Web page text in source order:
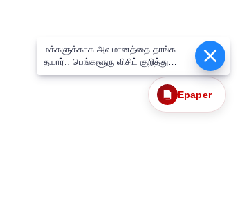
மக்களுக்காக அவமானத்தை தாங்க
தயார்.. பெங்களூரு விசிட் குறித்து
உதயநிதி கேள்விக்கு முதல்வர் விஜய்
Epaper